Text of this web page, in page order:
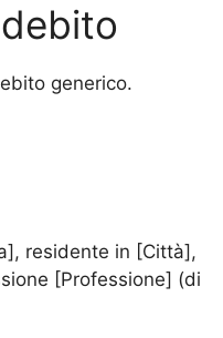
generico.
residente in [Città],
[Professione] (di